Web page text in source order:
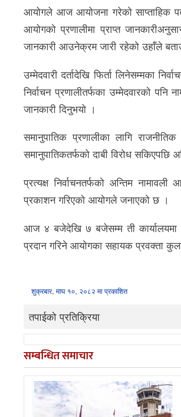
आयोगले आज आयोजना गरेको साप्ताहिक
आयोगको प्रणालीमा प्राप्त
जानकारी आउनेक्रम जारी रहेको उहाँले
उम्मेदवारी दर्तादेखि फिर्ता लिनेसम्मका
निर्वाचन प्रणालीतर्फका उम्मेदवारको
जानकारी दिनुभयो ।
समानुपातिक प्रणालीका लागि
समानुपातिकतर्फको दाबी विरोध सकिएपछि
प्रत्यक्ष निर्वाचनतर्फको अन्तिम
प्रकाशन गरिएको आयोगले जनाएको छ ।
आज ४ बजेदेखि ७ बजेसम्म ती कार्यालयमा
प्रदान गरिने आयोगका सहायक प्रवक्ता
शुक्रबार, माघ १०, २०८२ मा प्रकाशित
तपाईको प्रतिक्रिया
सम्बन्धित समाचार